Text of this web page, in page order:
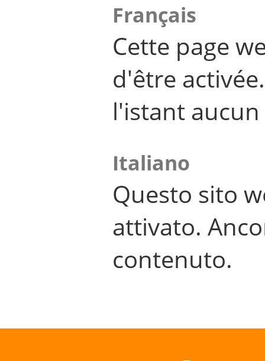
Français
Cette page
d'être
l'istant
Italiano
Questo sito
attivato.
contenuto.